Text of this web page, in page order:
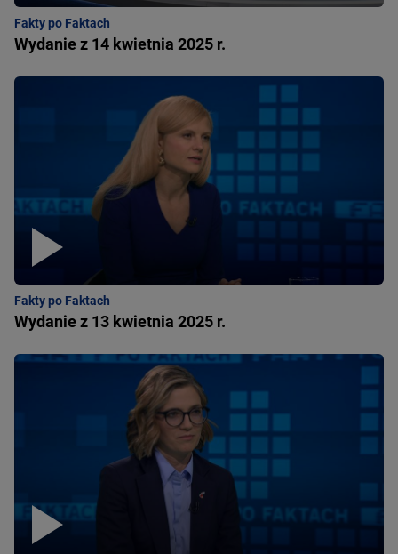
Fakty po Faktach
Wydanie z 14 kwietnia 2025 r.
Fakty po Faktach
Wydanie z 13 kwietnia 2025 r.